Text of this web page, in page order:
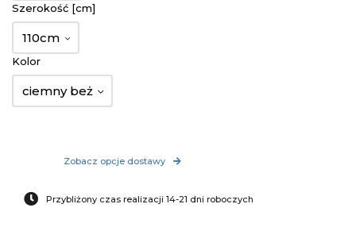
Szerokość [cm]
110cm
Kolor
ciemny beż
Zobacz opcje dostawy
Przybliżony czas realizacji 14-21 dni roboczych